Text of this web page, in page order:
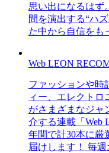
思い出になるはず
間を演出する“ハ
た中から自信をも
Web LEON
ファッションや時
ィー、エレクトロ
がさまざまなジャ
介する連載「Web
年間で計30本に厳
届けします！ 毎週